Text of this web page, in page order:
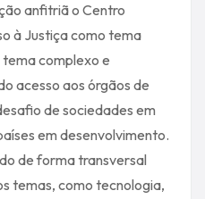
anfitriã o Centro
à Justiça como tema
complexo e
acesso aos órgãos de
de sociedades em
em desenvolvimento.
de forma transversal
temas, como tecnologia,